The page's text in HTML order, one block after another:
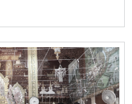
ชิงปฏิบัติการควบคุมแขนกล
ารผลิต เข้าร่วมการอบรม
ได้รับเกียรติจาก ผู้ช่วย
ยง และรองศาสตราจารย์
ณวุฒิจาก คณะวิทยาศาสตร์